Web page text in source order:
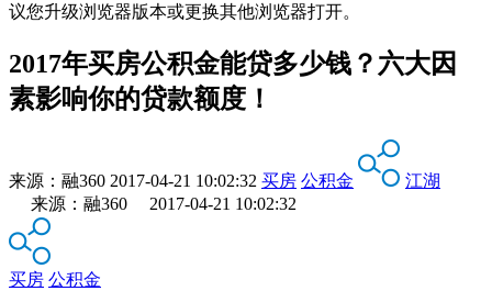
议您升级浏览器版本或更换其他浏览器打开。
2017年买房公积金能贷多少钱？六大因
素影响你的贷款额度！
来源： 融360 2017-04-21 10:02:32 买房 公积金
江湖
来源：融360 2017-04-21 10:02:32
买房 公积金